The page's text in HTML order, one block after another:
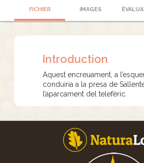
FICHIER IMAGES
Introduction
Aquest encreuament, a
conduiria a la presa de
l’aparcament del telefèric.